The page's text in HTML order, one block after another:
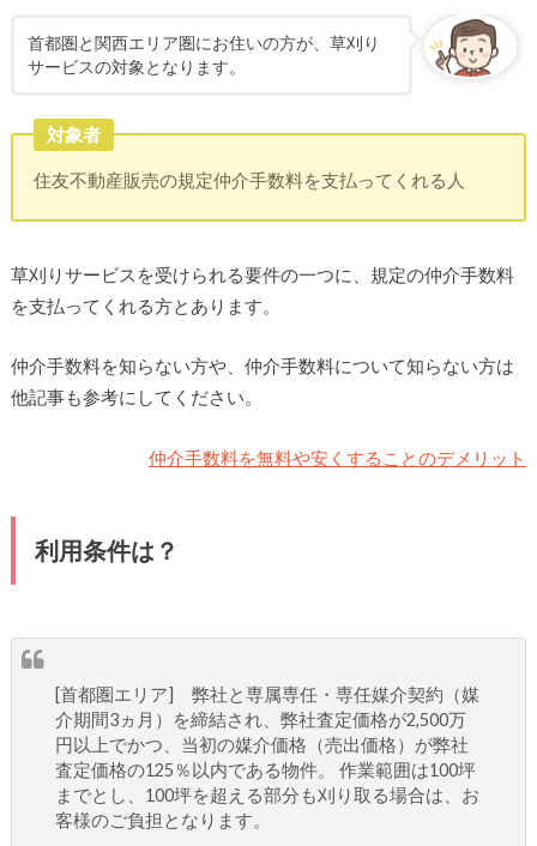
首都圏と関西エリア圏にお住いの方が、草刈り
サービスの対象となります。
対象者
住友不動産販売の規定仲介手数料を支払ってくれる人
草刈りサービスを受けられる要件の一つに、規定の仲介手数料
を支払ってくれる方とあります。
仲介手数料を知らない方や、仲介手数料について知らない方は
他記事も参考にしてください。
仲介手数料を無料や安くすることのデメリット
利用条件は？
[首都圏エリア] 弊社と専属専任・専任媒介契約（媒
介期間3ヵ月）を締結され、弊社査定価格が2,500万
円以上でかつ、当初の媒介価格（売出価格）が弊社
査定価格の125％以内である物件。 作業範囲は100坪
までとし、100坪を超える部分も刈り取る場合は、お
客様のご負担となります。